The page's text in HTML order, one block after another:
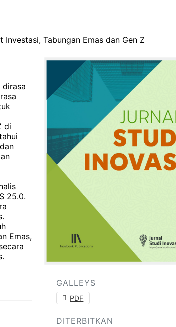
Investasi, Tabungan Emas dan Gen Z
dirasa
di
25.0.
Emas,
GALLEYS
PDF
DITERBITKAN